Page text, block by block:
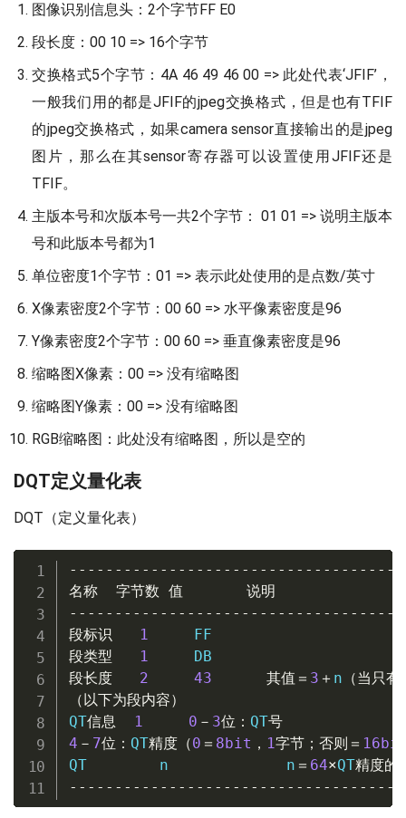
图像识别信息头：2个字节FF E0
段长度：00 10 => 16个字节
交换格式5个字节：4A 46 49 46 00 => 此处代表‘JFIF’，
一般我们用的都是JFIF的jpeg交换格式，但是也有TFIF
的jpeg交换格式，如果camera sensor直接输出的是jpeg
图片，那么在其sensor寄存器可以设置使用JFIF还是
TFIF。
主版本号和次版本号一共2个字节： 01 01 => 说明主版本
号和此版本号都为1
单位密度1个字节：01 => 表示此处使用的是点数/英寸
X像素密度2个字节：00 60 => 水平像素密度是96
Y像素密度2个字节：00 60 => 垂直像素密度是96
缩略图X像素：00 => 没有缩略图
缩略图Y像素：00 => 没有缩略图
RGB缩略图：此处没有缩略图，所以是空的
DQT定义量化表
DQT（定义量化表）
名称
字节数 值
说明
段标识
1
段类型
1
段长度
2 43 其值＝ 3 ＋ n （当只
（以下为段内容）
QT信息 1 0 － 3位： QT号
4 － 7位： QT精度（0 ＝ 8bit ， 1字节；否则＝
QT        n             n ＝ 64×QT精度的